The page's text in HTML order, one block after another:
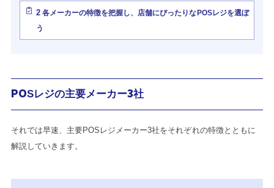
2各メーカーの特徴を把握し、店舗にぴったりなPOSレジを選ぼ
う
POSレジの主要メーカー3社
それでは早速、主要POSレジメーカー3社をそれぞれの特徴とともに
解説していきます。